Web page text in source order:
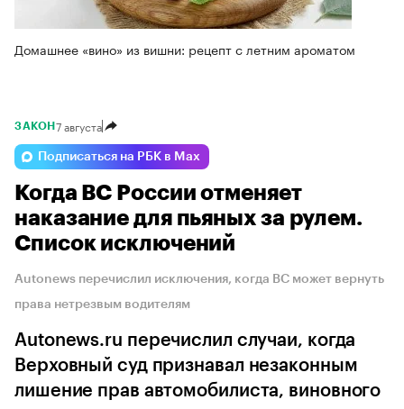
Домашнее «вино» из вишни: рецепт с летним ароматом
ЗАКОН 7 августа
Подписаться на РБК в Max
Когда ВС России отменяет
наказание для пьяных за рулем.
Список исключений
Autonews перечислил исключения, когда ВС может вернуть
права нетрезвым водителям
Autonews.ru перечислил случаи, когда
Верховный суд признавал незаконным
лишение прав автомобилиста, виновного